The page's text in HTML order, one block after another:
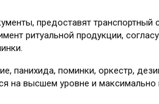
предоставят транспортный
ритуальной продукции,
панихида, поминки, оркестр,
на высшем уровне и максимально